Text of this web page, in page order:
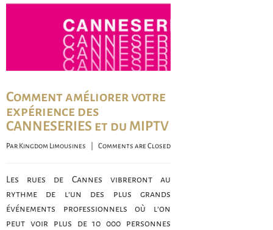
Comment améliorer votre
expérience des
CANNESERIES et du MIPTV
Par Kingdom Limousines Comments are Closed
Les rues de Cannes vibreront au
rythme de l’un des plus grands
événements professionnels où l’on
peut voir plus de 10 000 personnes